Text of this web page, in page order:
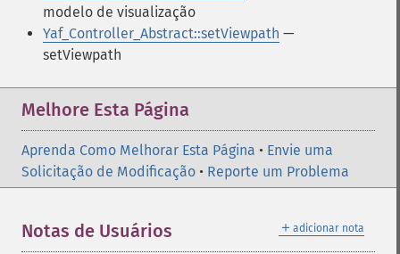
modelo de visualização
Yaf_Controller_Abstract::setViewpath —
setViewpath
Melhore Esta Página
Aprenda Como Melhorar Esta Página • Envie uma
Solicitação de Modificação • Reporte um Problema
＋ adicionar nota
Notas de Usuários